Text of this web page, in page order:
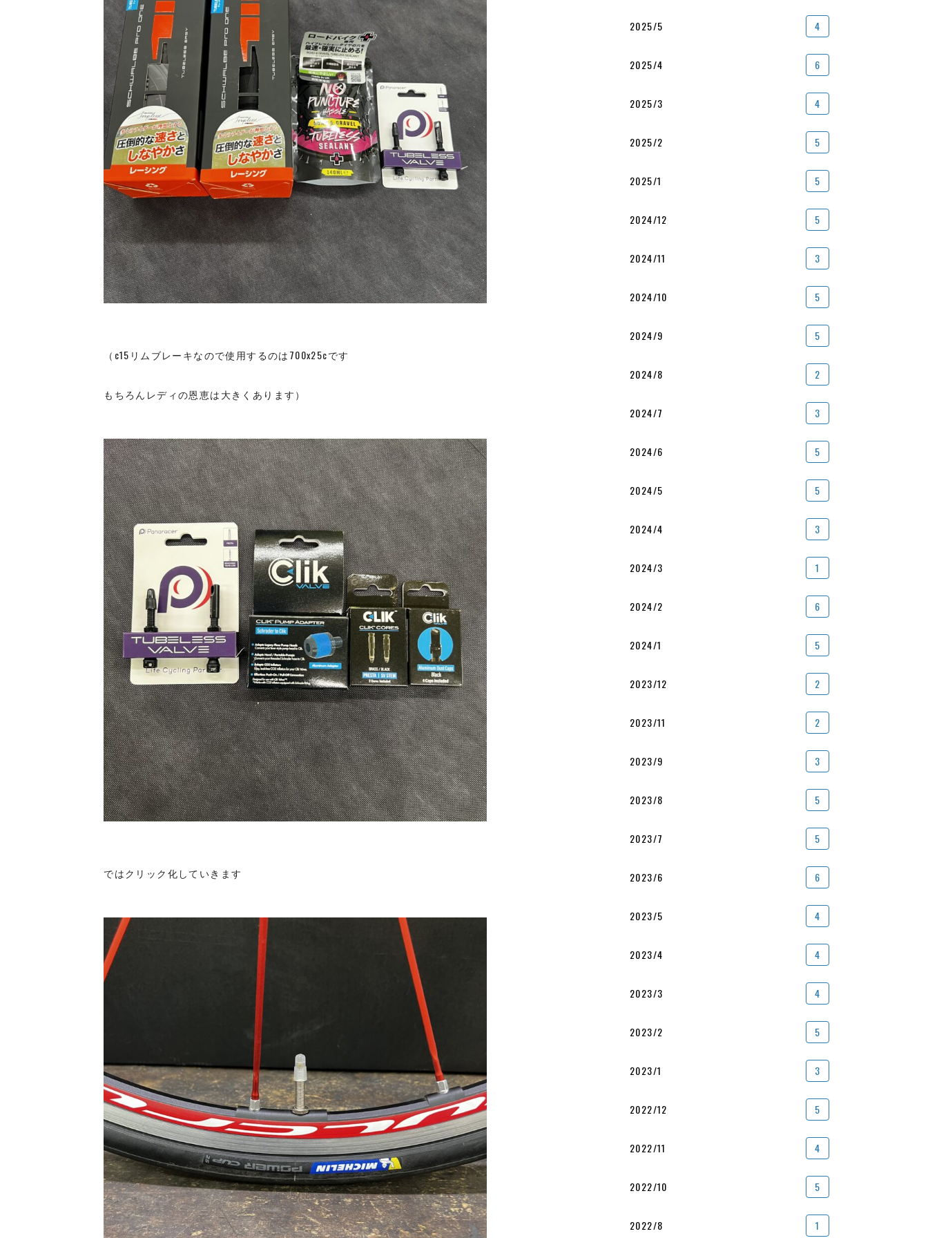
（c15リムブレーキなので使用するのは700x25cです
もちろんレディの恩恵は大きくあります）
ではクリック化していきます
2025/5 4
2025/4 6
2025/3 4
2025/2 5
2025/1 5
2024/12 5
2024/11 3
2024/10 5
2024/9 5
2024/8 2
2024/7 3
2024/6 5
2024/5 5
2024/4 3
2024/3 1
2024/2 6
2024/1 5
2023/12 2
2023/11 2
2023/9 3
2023/8 5
2023/7 5
2023/6 6
2023/5 4
2023/4 4
2023/3 4
2023/2 5
2023/1 3
2022/12 5
2022/11 4
2022/10 5
2022/8 1